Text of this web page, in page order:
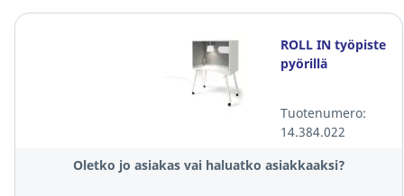
ROLL IN työpiste
pyörillä
Tuotenumero:
14.384.022
Oletko jo asiakas vai haluatko asiakkaaksi?